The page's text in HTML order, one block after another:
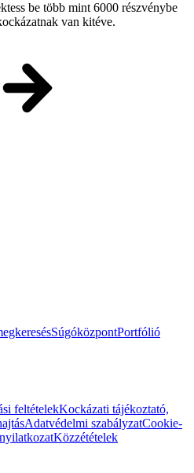
be több mint 6000 részvénybe
van kitéve.
SúgóközpontPortfólió
feltételekKockázati tájékoztató,
Adatvédelmi szabályzatCookie-
Közzétételek